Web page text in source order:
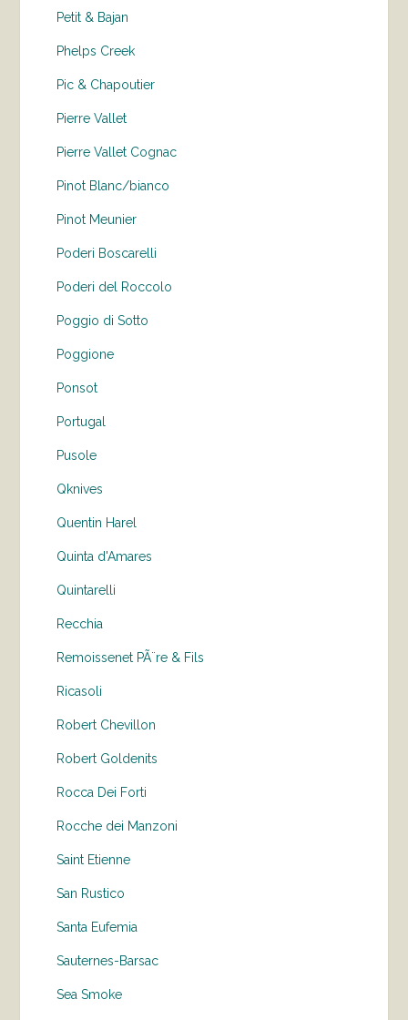
Petit & Bajan
Phelps Creek
Pic & Chapoutier
Pierre Vallet
Pierre Vallet Cognac
Pinot Blanc/bianco
Pinot Meunier
Poderi Boscarelli
Poderi del Roccolo
Poggio di Sotto
Poggione
Ponsot
Portugal
Pusole
Qknives
Quentin Harel
Quinta d'Amares
Quintarelli
Recchia
Remoissenet PÃ¨re & Fils
Ricasoli
Robert Chevillon
Robert Goldenits
Rocca Dei Forti
Rocche dei Manzoni
Saint Etienne
San Rustico
Santa Eufemia
Sauternes-Barsac
Sea Smoke